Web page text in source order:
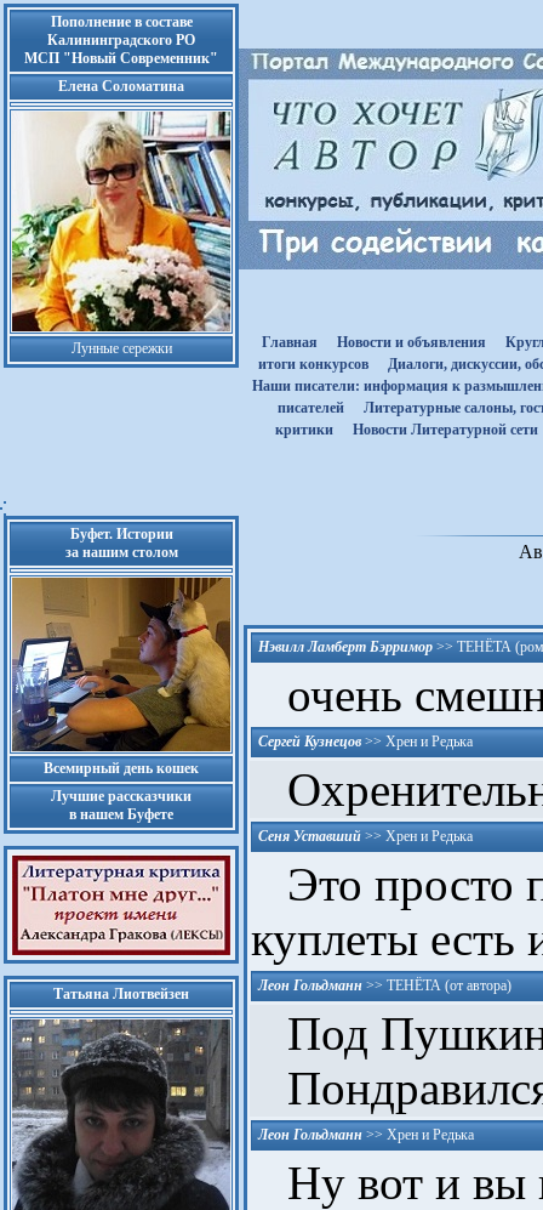
Пополнение в составе
Калининградского РО
МСП "Новый Современник"
Елена Соломатина
Лунные сережки Главная Новости и объявления
итоги конкурсов
Диалоги, дискуссии,
Наши писатели: информация к
писателей
Литературные салоны,
критики
Новости Литературной сети
Буфет. Истории
за нашим столом
Всемирный день кошек
Лучшие рассказчики
в нашем Буфете
Татьяна Лиотвейзен
Нэвилл Ламберт Бэрримор >> ТЕНЁТА
очень
Сергей Кузнецов >> Хрен и Редька
Сеня Уставший >> Хрен и Редька
Это просто
куплеты есть
Леон Гольдманн >> ТЕНЁТА (от автора)
Под
Леон Гольдманн >> Хрен и Редька
Ну вот и вы